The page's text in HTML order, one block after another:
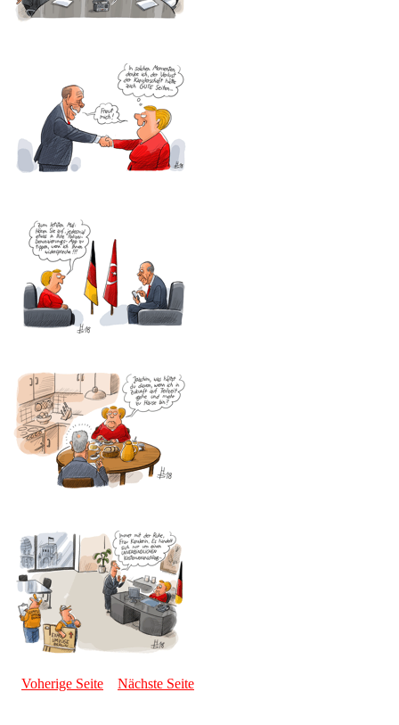
Voherige Seite Nächste Seite